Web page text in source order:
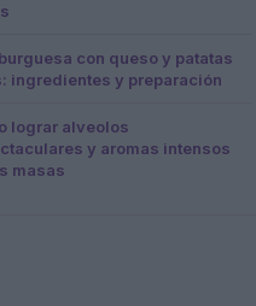
con queso y patatas
ingredientes y preparación
lograr alveolos
y aromas intensos
masas